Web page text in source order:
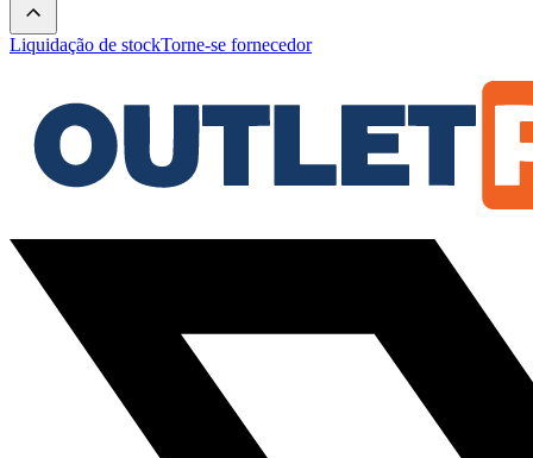
Liquidação de stockTorne-se fornecedor